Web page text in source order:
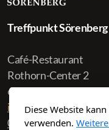
Treffpunkt Sörenberg
Café-Restaurant
Rothorn-Center 2
6174 Sörenberg
info@treffpunkt-
041 488 10 30
Diese Website
verwenden.